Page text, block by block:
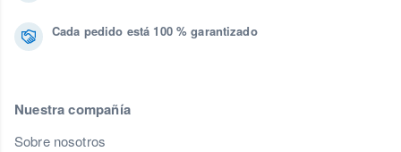
Cada pedido está 100 % garantizado
Nuestra compañía
Sobre nosotros